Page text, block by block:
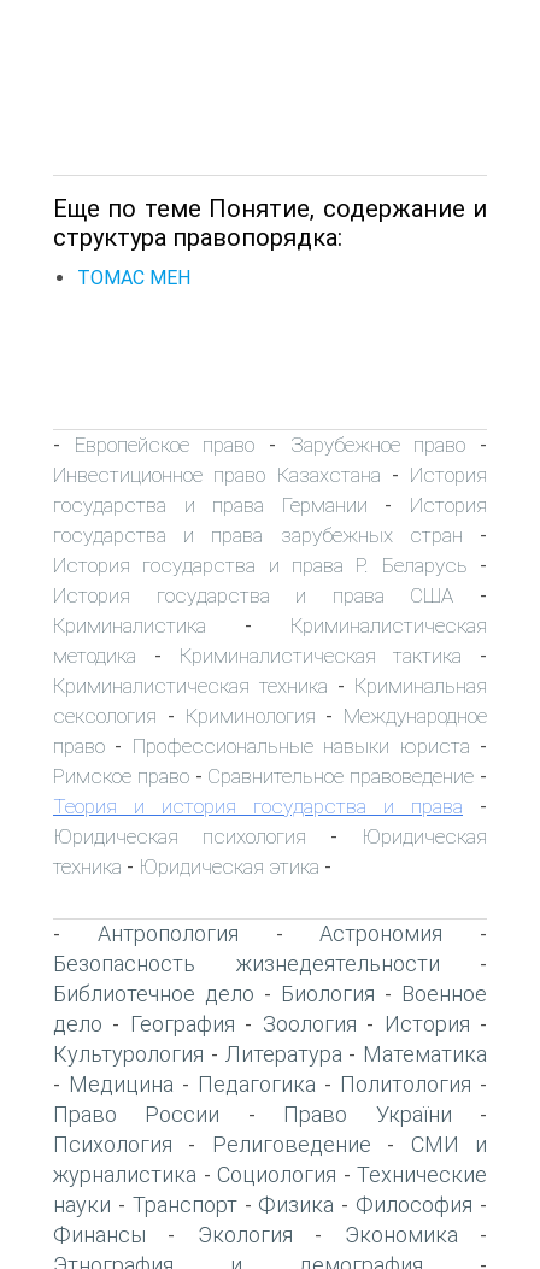
Еще по теме Понятие, содержание и
структура правопорядка:
ТОМАС МЕН
- Европейское право - Зарубежное право -
Инвестиционное право Казахстана - История
государства и права Германии - История
государства и права зарубежных стран -
История государства и права Р. Беларусь -
История государства и права США -
Криминалистика - Криминалистическая
методика - Криминалистическая тактика -
Криминалистическая техника - Криминальная
сексология - Криминология - Международное
право - Профессиональные навыки юриста -
Римское право- Сравнительное правоведение -
Теория и история государства и права -
Юридическая психология -
Юридическая
техника - Юридическая этика -
- Антропология -Астрономия -
Безопасность жизнедеятельности -
Библиотечное дело - Биология - Военное
дело - География - Зоология - История -
Культурология - Литература - Математика
- Медицина - Педагогика - Политология -
Право России - Право України -
Психология - Религоведение - СМИ и
журналистика - Социология - Технические
науки - Транспорт- Физика - Философия -
Финансы - Экология - Экономика -